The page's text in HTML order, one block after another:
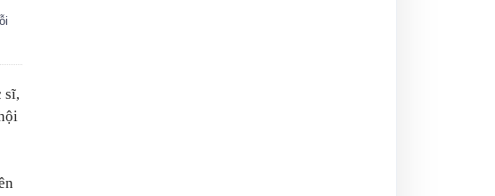
sĩ,